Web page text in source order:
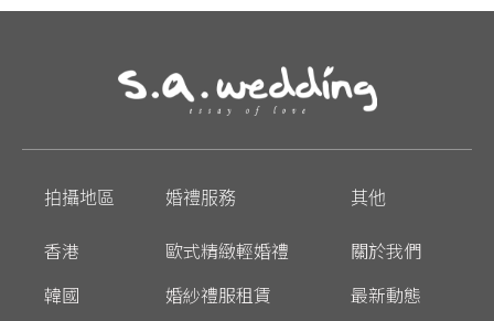
拍攝地區
香港
韓國
婚禮服務
歐式精緻輕婚禮
婚紗禮服租賃
其他
關於我們
最新動態